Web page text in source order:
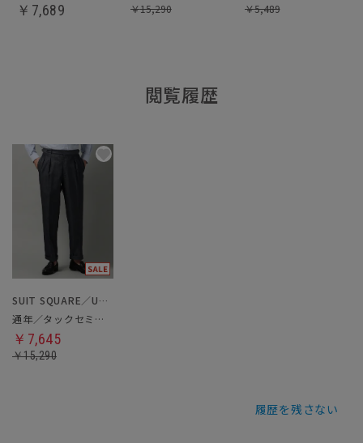
￥ 7,689 ￥15,290 ￥5,489
閲覧履歴
SUIT SQUARE／UNIVERSAL LANGUAGE
通年／タックセミワイドストレートパンツ
￥7,645
￥15,290
履歴を残さない